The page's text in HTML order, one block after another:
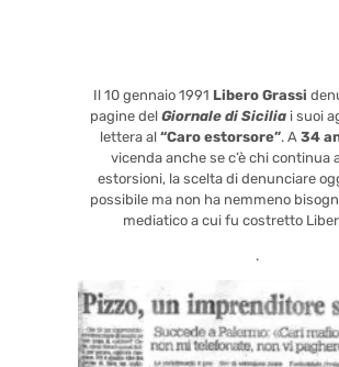
Il 10 gennaio 1991 Libero Grassi
pagine del Giornale di Sicilia i suoi
lettera al “Caro estorsore”. A 34
vicenda anche se c’è chi continua
estorsioni, la scelta di denunciare
possibile ma non ha nemmeno
mediatico a cui fu costretto
.